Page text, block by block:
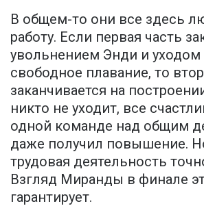
В общем-то они все здесь
работу. Если первая часть
увольнением Энди и уходом
свободное плавание, то
заканчивается на
никто не уходит, все
одной команде над общим
даже получил повышение.
трудовая деятельность
Взгляд Миранды в финале
гарантирует.